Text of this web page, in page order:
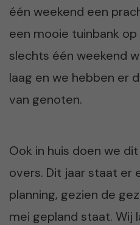
één weekend een
een mooie tuinbank
slechts één weekend
laag en we hebben er
van genoten.
Ook in huis doen we
overs. Dit jaar staat er
planning, gezien de
mei gepland staat. Wij